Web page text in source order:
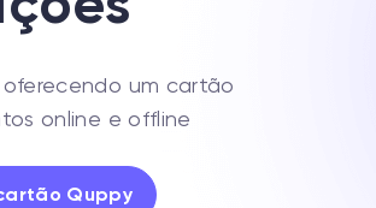
um cartão
online e offline
Quppy